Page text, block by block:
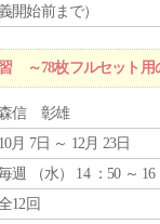
開始前まで）
～78枚フルセット用
信 彰雄
10月 7日 ～ 12月 23日
週 （水） 14 ：50 ～ 16
12回